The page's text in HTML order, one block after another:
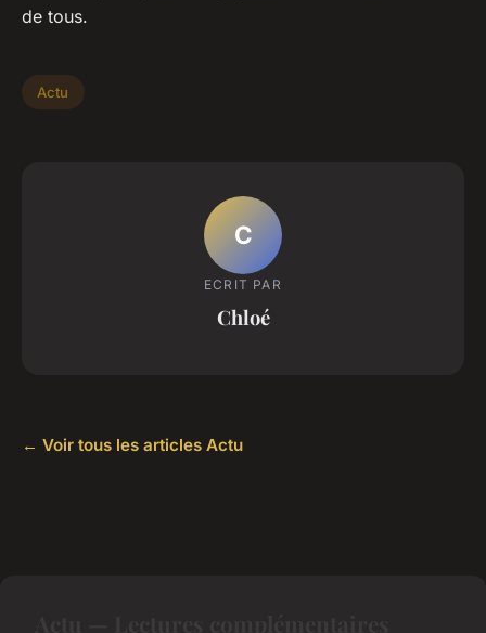
de tous.
Actu
C
ECRIT PAR
Chloé
← Voir tous les articles Actu